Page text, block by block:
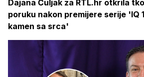
Dajana Čuljak za RTL.hr otkrila
poruku nakon premijere serije 'IQ
kamen sa srca'